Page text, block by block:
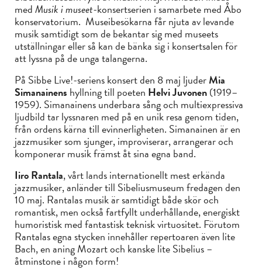
medMusik i museet-konsertserien i samarbete med Åbo
konservatorium. Museibesökarna får njuta av levande
musik samtidigt som de bekantar sig med museets
utställningar eller så kan de bänka sig i konsertsalen för
att lyssna på de unga talangerna.
På Sibbe Live!-seriens konsert den 8 maj ljuderMia
Simanainens hyllning till poeten Helvi Juvonen(1919–
1959). Simanainens underbara sång och multiexpressiva
ljudbild tar lyssnaren med på en unik resa genom tiden,
från ordens kärna till evinnerligheten. Simanainen är en
jazzmusiker som sjunger, improviserar, arrangerar och
komponerar musik främst åt sina egna band.
Iiro Rantala, vårt lands internationellt mest erkända
jazzmusiker, anländer till Sibeliusmuseum fredagen den
10 maj. Rantalas musik är samtidigt både skör och
romantisk, men också fartfyllt underhållande, energiskt
humoristisk med fantastisk teknisk virtuositet. Förutom
Rantalas egna stycken innehåller repertoaren även lite
Bach, en aning Mozart och kanske lite Sibelius –
åtminstone i någon form!